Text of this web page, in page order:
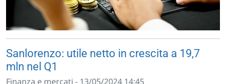
Sanlorenzo: utile netto in crescita a 19,7
mln nel Q1
Finanza e mercati - 13/05/2024 14:45